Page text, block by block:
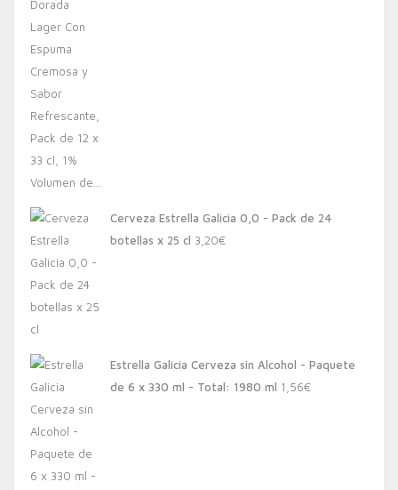
Cerveza Estrella Galicia 0,0 - Pack de 24
botellas x 25 cl 3,20€
Estrella Galicia Cerveza sin Alcohol - Paquete
de 6 x 330 ml - Total: 1980 ml 1,56€